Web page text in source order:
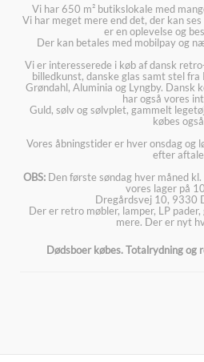
Vi har 650 m² butikslokale med
Vi har meget mere end det, der kan
er en oplevelse og
Der kan betales med mobilpay og
Vi er interesserede i køb af dansk
billedkunst, danske glas samt stel fra
Grøndahl, Aluminia og Lyngby. Dansk
har også vores
Guld, sølv og sølvplet, gammelt
købes
Vores åbningstider er hver onsdag og
efter
OBS: Den første søndag hver måned
vores lager på
Dregårdsvej 10, 9330
Der er retro møbler, lamper, LP
mere. Der er nyt
Dødsboer købes. Totalrydning og